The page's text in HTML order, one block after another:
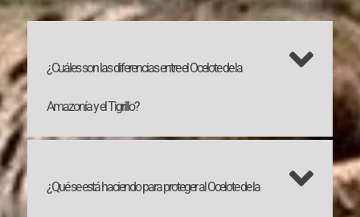
¿Cuáles son las diferencias entre el Ocelote de la
Amazonía y el Tigrillo?
¿Qué se está haciendo para proteger al Ocelote de la